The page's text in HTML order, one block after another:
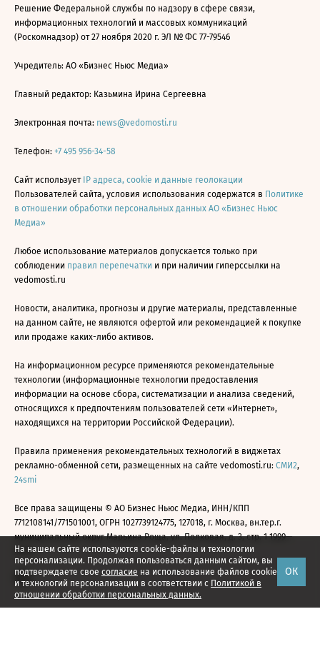
На нашем сайте используются cookie-файлы и технологии
персонализации. Продолжая пользоваться данным сайтом, вы
подтверждаете свое согласие на использование файлов cookie
и технологий персонализации в соответствии с Политикой в
отношении обработки персональных данных.
ОК
Решение Федеральной службы по надзору в сфере связи,
информационных технологий и массовых коммуникаций
(Роскомнадзор) от 27 ноября 2020 г. ЭЛ № ФС 77-79546
Учредитель: АО «Бизнес Ньюс Медиа»
Главный редактор: Казьмина Ирина Сергеевна
Электронная почта: news@vedomosti.ru
Телефон: +7 495 956-34-58
Сайт использует IP адреса, cookie и данные геолокации
Пользователей сайта, условия использования содержатся в Политике
в отношении обработки персональных данных АО «Бизнес Ньюс
Медиа»
Любое использование материалов допускается только при
соблюдении правил перепечатки и при наличии гиперссылки на
vedomosti.ru
Новости, аналитика, прогнозы и другие материалы, представленные
на данном сайте, не являются офертой или рекомендацией к покупке
или продаже каких-либо активов.
На информационном ресурсе применяются рекомендательные
технологии (информационные технологии предоставления
информации на основе сбора, систематизации и анализа сведений,
относящихся к предпочтениям пользователей сети «Интернет»,
находящихся на территории Российской Федерации).
Правила применения рекомендательных технологий в виджетах
рекламно-обменной сети, размещенных на сайте vedomosti.ru: СМИ2,
24smi
Все права защищены © АО Бизнес Ньюс Медиа, ИНН/КПП
7712108141/771501001, ОГРН 1027739124775, 127018, г. Москва, вн.тер.г.
муниципальный округ Марьина Роща, ул. Полковая, д. 3, стр. 1 1999—
2026